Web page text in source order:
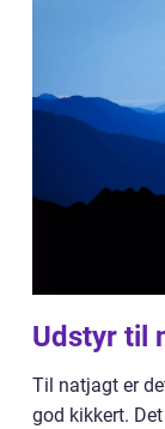
Udstyr til
Til natjagt er
god kikkert.